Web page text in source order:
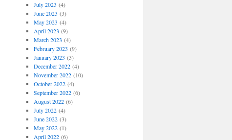
July 2023 (4)
June 2023 (3)
May 2023 (4)
April 2023 (9)
March 2023 (4)
February 2023 (9)
January 2023 (3)
December 2022(4)
November 2022(10)
October 2022(4)
September 2022(6)
August 2022(6)
July 2022(4)
June 2022(3)
May 2022(1)
April 2022(6)